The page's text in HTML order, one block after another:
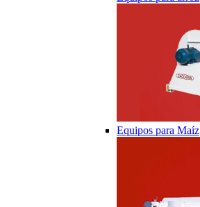
Equipos para Maíz